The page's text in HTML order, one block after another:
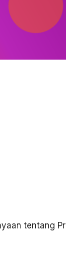
tentang